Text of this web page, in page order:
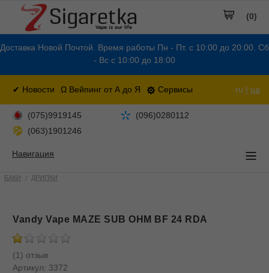
Доставка Новой Почтой. Время работы Пн - Пт. с 10:00 до 20:00. Сб
- Вс с 10:00 до 18:00
✔ Новости Ω Вейпинг от А до Я Сервисы ru | ua
(0)
(075)9919145
(096)0280112
(063)1901246
Навигация
БАКИ ДРИПКИ
Vandy Vape MAZE SUB OHM BF 24 RDA
(1) отзыв
Артикул: 3372